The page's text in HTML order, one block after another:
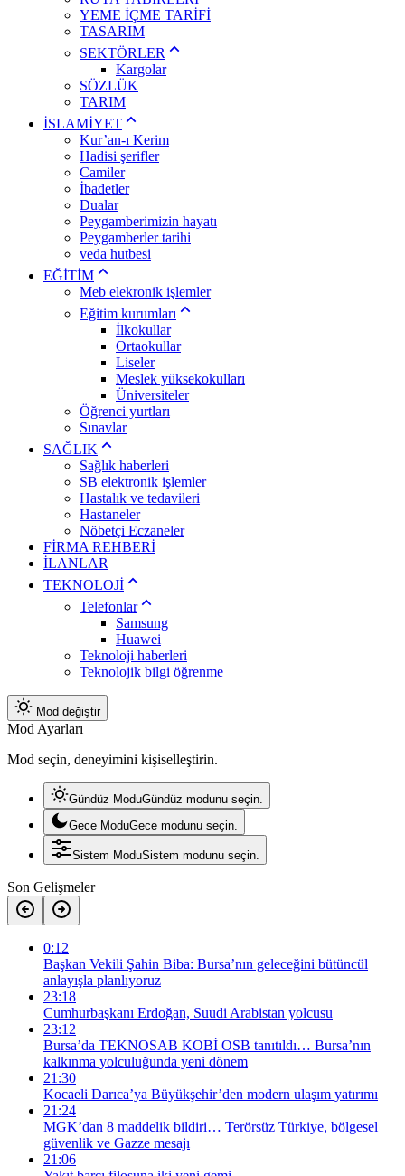
YEME İÇME TARİFİ
TASARIM
SEKTÖRLER
Kargolar
SÖZLÜK
TARIM
İSLAMİYET
Kur’an-ı Kerim
Hadisi şerifler
Camiler
İbadetler
Dualar
Peygamberimizin hayatı
Peygamberler tarihi
veda hutbesi
EĞİTİM
Meb elekronik işlemler
Eğitim kurumları
İlkokullar
Ortaokullar
Liseler
Meslek yüksekokulları
Üniversiteler
Öğrenci yurtları
Sınavlar
SAĞLIK
Sağlık haberleri
SB elektronik işlemler
Hastalık ve tedavileri
Hastaneler
Nöbetçi Eczaneler
FİRMA REHBERİ
İLANLAR
TEKNOLOJİ
Telefonlar
Samsung
Huawei
Teknoloji haberleri
Teknolojik bilgi öğrenme
Mod değiştir
Mod Ayarları
Mod seçin, deneyimini kişiselleştirin.
Gündüz ModuGündüz modunu seçin.
Gece ModuGece modunu seçin.
Sistem ModuSistem modunu seçin.
Son Gelişmeler
0:12
Başkan Vekili Şahin Biba: Bursa’nın geleceğini bütüncül
anlayışla planlıyoruz
23:18
Cumhurbaşkanı Erdoğan, Suudi Arabistan yolcusu
23:12
Bursa’da TEKNOSAB KOBİ OSB tanıtıldı… Bursa’nın
kalkınma yolculuğunda yeni dönem
21:30
Kocaeli Darıca’ya Büyükşehir’den modern ulaşım yatırımı
21:24
MGK’dan 8 maddelik bildiri… Terörsüz Türkiye, bölgesel
güvenlik ve Gazze mesajı
21:06